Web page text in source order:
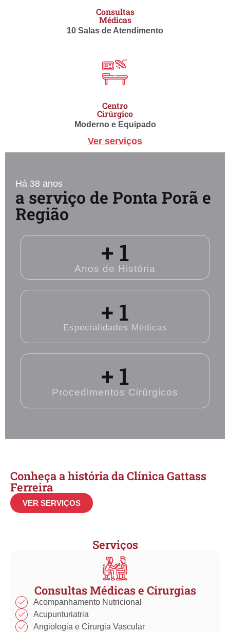
Consultas
Médicas
10 Salas de Atendimento
Centro
Cirúrgico
Moderno e Equipado
Ver serviços
Há 38 anos
a serviço de Ponta Porã e
Região
Anos de História
+ 1
Especialidades Médicas
+ 1
Procedimentos Cirúrgicos​
+ 1
Conheça a história da Clínica Gattass
Ferreira
VER SERVIÇOS
Serviços
Consultas Médicas e Cirurgias
Acompanhamento Nutricional
Acupunturiatria
Angiologia e Cirurgia Vascular